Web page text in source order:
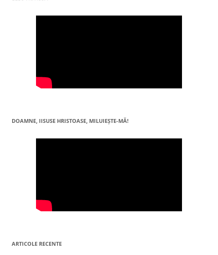
DOAMNE, IISUSE HRISTOASE, MILUIEŞTE-MĂ!
ARTICOLE RECENTE